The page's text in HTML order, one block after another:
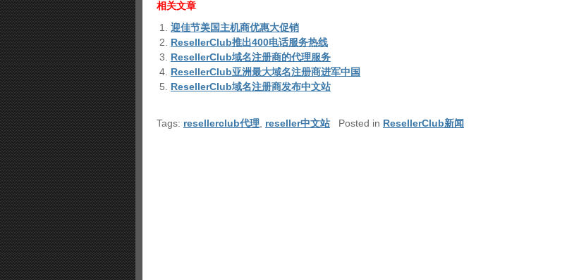
相关文章
迎佳节美国主机商优惠大促销
ResellerClub推出400电话服务热线
ResellerClub域名注册商的代理服务
ResellerClub亚洲最大域名注册商进军中国
ResellerClub域名注册商发布中文站
Tags: resellerclub代理 reseller中文站 Posted in ResellerClub新闻